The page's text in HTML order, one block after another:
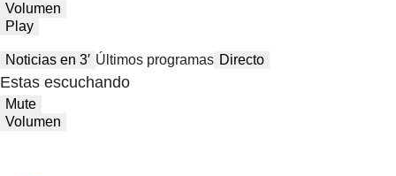
Volumen
Play
Noticias en 3′ Últimos programas Directo
Estas escuchando
Mute
Volumen